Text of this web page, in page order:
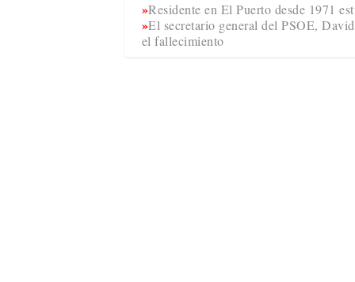
Residente en El Puerto desde 1971
El secretario general del PSOE,
el fallecimiento